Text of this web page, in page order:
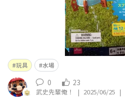
玩具 水場
0 23
武史先輩俺！ | 2025/06/25 |